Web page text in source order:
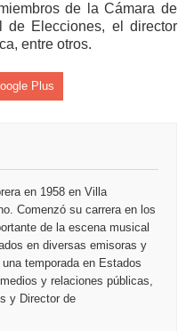
de la Cámara de
de Elecciones, el director
entre otros.
Plus
en 1958 en Villa
Comenzó su carrera en los
de la escena musical
en diversas emisoras y
temporada en Estados
y relaciones públicas,
y Director de